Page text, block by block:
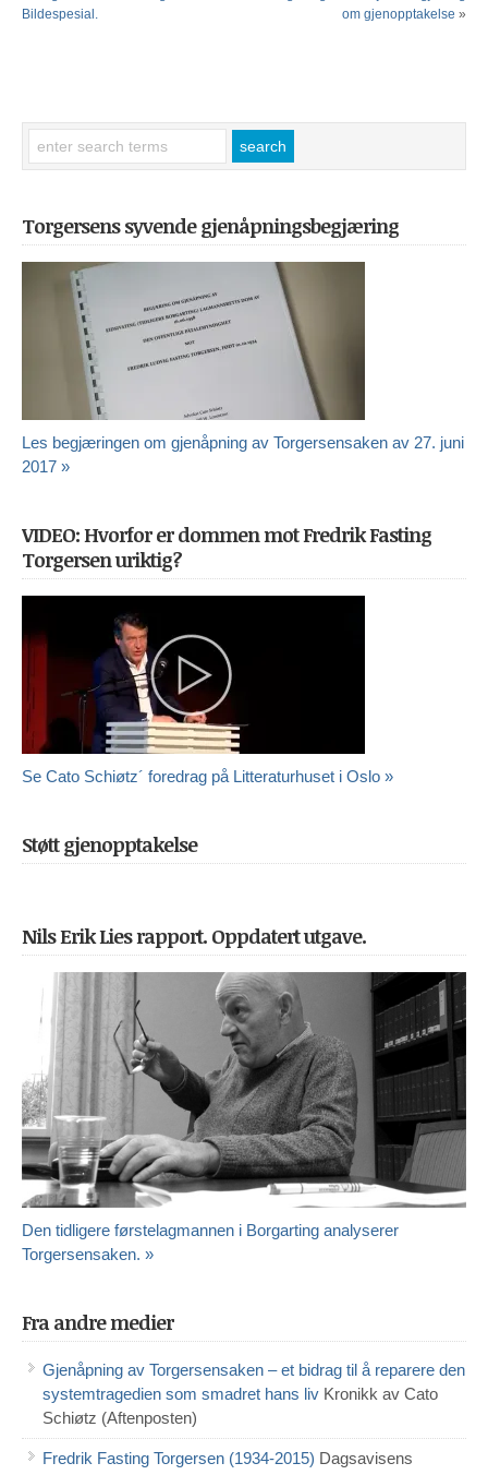
Bildespesial.
om gjenopptakelse »
Torgersens syvende gjenåpningsbegjæring
Les begjæringen om gjenåpning av Torgersensaken av 27. juni
2017 »
VIDEO: Hvorfor er dommen mot Fredrik Fasting
Torgersen uriktig?
Se Cato Schiøtz´ foredrag på Litteraturhuset i Oslo »
Støtt gjenopptakelse
Nils Erik Lies rapport. Oppdatert utgave.
Den tidligere førstelagmannen i Borgarting analyserer
Torgersensaken. »
Fra andre medier
Gjenåpning av Torgersensaken – et bidrag til å reparere den
systemtragedien som smadret hans liv Kronikk av Cato
Schiøtz (Aftenposten)
Fredrik Fasting Torgersen (1934-2015) Dagsavisens